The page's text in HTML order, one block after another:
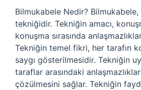
Bilmukabele Nedir?
tekniğidir. Tekniğin amacı,
konuşma sırasında
Tekniğin temel fikri, her tarafın
saygı gösterilmesidir. Tekniğin
taraflar arasındaki
çözülmesini sağlar. Tekniğin